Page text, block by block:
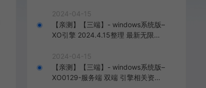
2024-04-15
【亲测】【三端】- windows系统版–
XO引擎 2024.4.15整理 最新无限制
2024-04-15
【亲测】【三端】- windows系统版–
XO0129-服务端 双端 引擎相关资料